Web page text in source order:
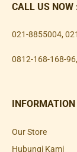
CALL US NOW
021-8855004,
0812-168-168-96,
INFORMATION
Our Store
Hubungi Kami